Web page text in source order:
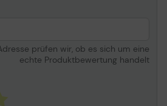
prüfen wir, ob es sich um eine
echte Produktbewertung handelt